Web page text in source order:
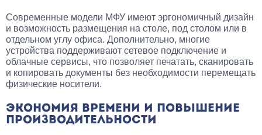
Современные модели МФУ имеют эргономичный дизайн
и возможность размещения на столе, под столом или в
отдельном углу офиса. Дополнительно, многие
устройства поддерживают сетевое подключение и
облачные сервисы, что позволяет печатать, сканировать
и копировать документы без необходимости перемещать
физические носители.
ЭКОНОМИЯ ВРЕМЕНИ И ПОВЫШЕНИЕ
ПРОИЗВОДИТЕЛЬНОСТИ